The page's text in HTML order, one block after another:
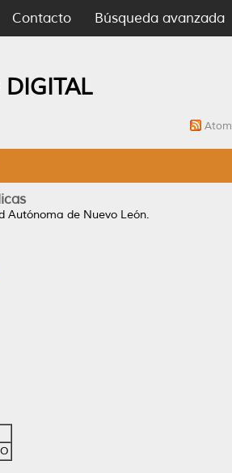
Contacto Búsqueda avanzada
Atom
Autónoma de Nuevo León.